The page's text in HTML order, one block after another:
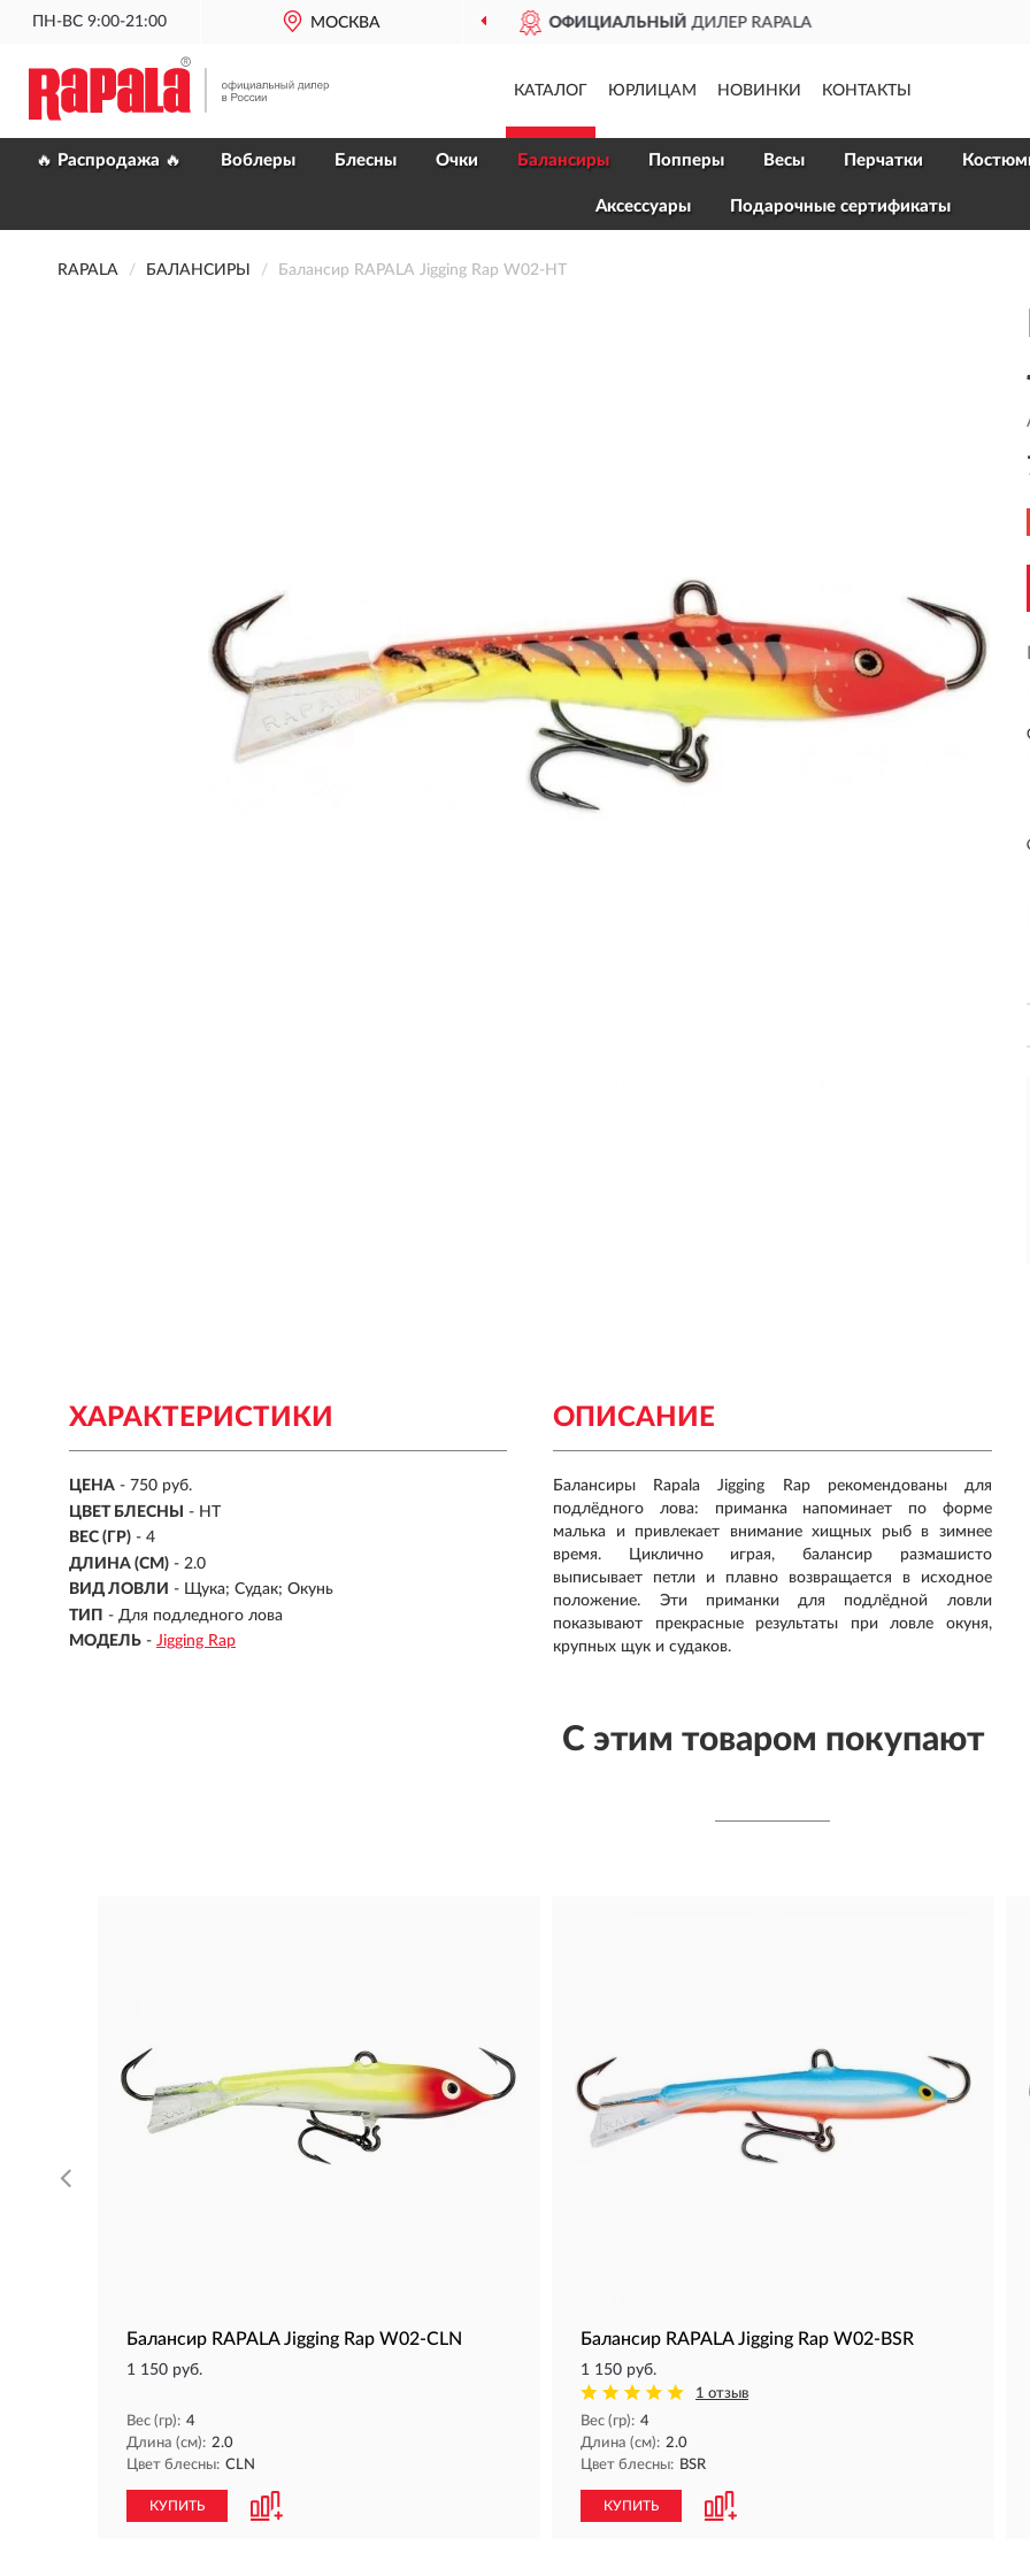
ПН-ВС 9:00-21:00 МОСКВА
ОФИЦИАЛЬНЫЙДИЛЕР RAPALA ДОСТАВИМ
КАТАЛОГ ЮРЛИЦАМ НОВИНКИ КОНТАКТЫ
🔥 Распродажа 🔥 Воблеры Блесны Очки Балансиры Попперы Весы Перчатки
Аксессуары Подарочные сертификаты
RAPALA БАЛАНСИРЫ Балансир RAPALA Jigging Rap W02-HT
ХАРАКТЕРИСТИКИ
ЦЕНА - 750 руб.
ЦВЕТ БЛЕСНЫ
- HT
ВЕС (ГР) - 4
ДЛИНА (СМ) - 2.0
ВИД ЛОВЛИ - Щука; Судак; Окунь
ТИП - Для подледного лова
МОДЕЛЬ - Jigging Rap
ОПИСАНИЕ
Балансиры Rapala Jigging Rap рекомендованы для
подлёдного лова: приманка напоминает по форме
малька и привлекает внимание хищных рыб в зимнее
время. Циклично играя, балансир размашисто
выписывает петли и плавно возвращается в исходное
положение. Эти приманки для подлёдной ловли
показывают прекрасные результаты при ловле окуня,
крупных щук и судаков.
С этим товаром покупают
Балансир RAPALA Jigging Rap W02-CLN
1 150 руб.
Вес (гр): 4
Длина (см): 2.0
Цвет блесны: CLN
КУПИТЬ
Балансир RAPALA Jigging Rap W02-BSR
1 150 руб.
1 отзыв
Вес (гр): 4
Длина (см): 2.0
Цвет блесны: BSR
КУПИТЬ